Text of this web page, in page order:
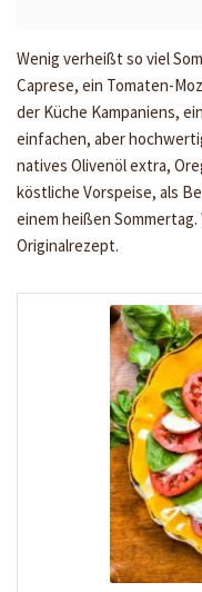
Wenig verheißt so viel
Caprese, ein Tomaten-
der Küche Kampaniens,
einfachen, aber
natives Olivenöl extra,
köstliche Vorspeise, als
einem heißen
Originalrezept.